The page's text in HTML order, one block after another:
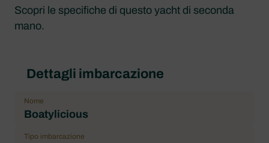
Scopri le specifiche di questo yacht di seconda
mano.
Dettagli imbarcazione
Nome
Boatylicious
Tipo imbarcazione